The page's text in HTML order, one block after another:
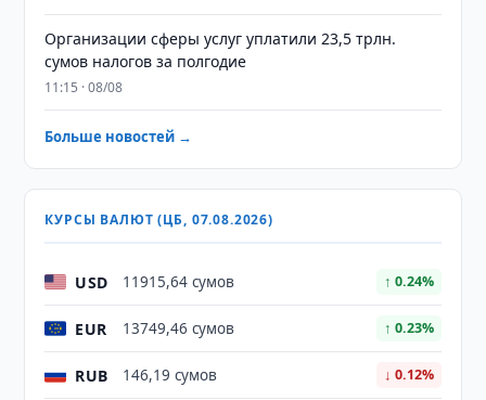
Организации сферы услуг уплатили 23,5 трлн.
сумов налогов за полгодие
11:15 · 08/08
Больше новостей →
КУРСЫ ВАЛЮТ (ЦБ, 07.08.2026)
USD 11915,64 сумов ↑ 0.24%
EUR 13749,46 сумов ↑ 0.23%
RUB 146,19 сумов ↓ 0.12%